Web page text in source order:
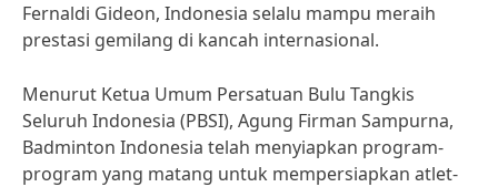
Fernaldi Gideon, Indonesia selalu mampu meraih
prestasi gemilang di kancah internasional.
Menurut Ketua Umum Persatuan Bulu Tangkis
Seluruh Indonesia (PBSI), Agung Firman Sampurna,
Badminton Indonesia telah menyiapkan program-
program yang matang untuk mempersiapkan atlet-